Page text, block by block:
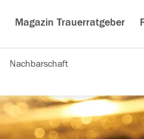
Magazin Trauerratgeber
Nachbarschaft